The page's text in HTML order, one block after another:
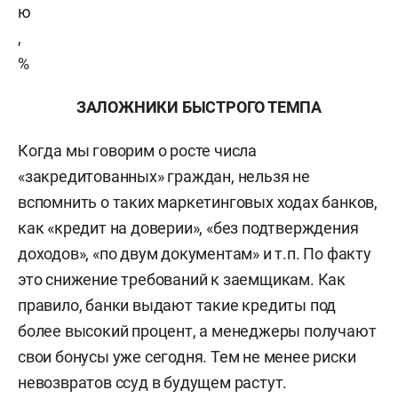
ю
,
%
ЗАЛОЖНИКИ БЫСТРОГО ТЕМПА
Когда мы говорим о росте числа
«закредитованных» граждан, нельзя не
вспомнить о таких маркетинговых ходах банков,
как «кредит на доверии», «без подтверждения
доходов», «по двум документам» и т.п. По факту
это снижение требований к заемщикам. Как
правило, банки выдают такие кредиты под
более высокий процент, а менеджеры получают
свои бонусы уже сегодня. Тем не менее риски
невозвратов ссуд в будущем растут.